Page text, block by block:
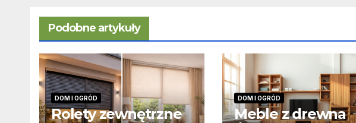
Podobne artykuły
DOM I OGRÓD
Rolety zewnętrzne
DOM I OGRÓD
Meble z drewna